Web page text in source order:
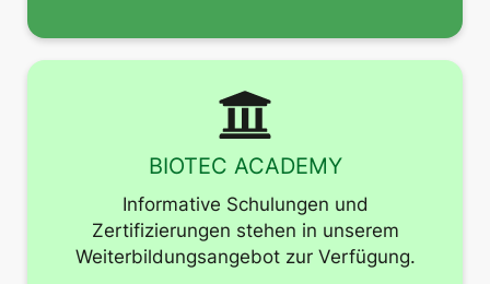
BIOTEC ACADEMY
Informative Schulungen und
Zertifizierungen stehen in unserem
Weiterbildungsangebot zur Verfügung.